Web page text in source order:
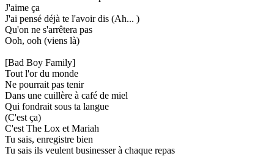
J'aime ça
J'ai pensé déjà te l'avoir dis (Ah... )
Qu'on ne s'arrêtera pas
Ooh, ooh (viens là)
[Bad Boy Family]
Tout l'or du monde
Ne pourrait pas tenir
Dans une cuillère à café de miel
Qui fondrait sous ta langue
(C'est ça)
C'est The Lox et Mariah
Tu sais, enregistre bien
Tu sais ils veulent businesser à chaque repas